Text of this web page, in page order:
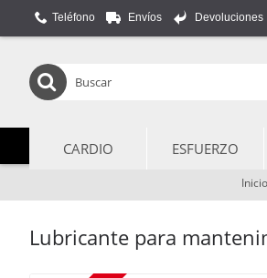
Teléfono Envíos Devoluciones
CARDIO ESFUERZO
Inicio
Lubricante para